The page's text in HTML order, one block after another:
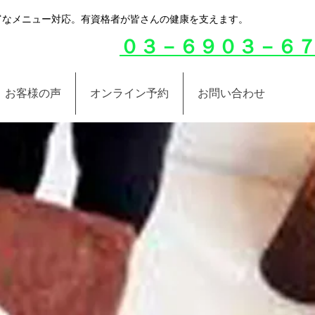
ニュー対応。有資格者が皆さんの健康を支えます。
お客様の声 オンライン予約 お問い合わせ
０３－６９０３－６